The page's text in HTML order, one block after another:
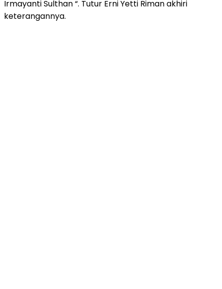
Irmayanti Sulthan “. Tutur Erni Yetti Riman akhiri
keterangannya.